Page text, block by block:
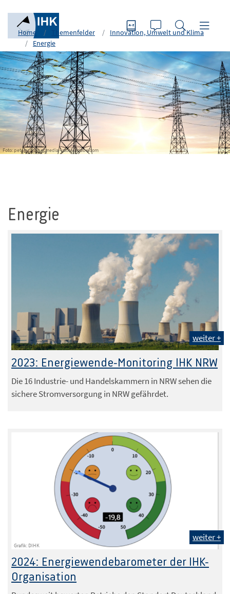
Home Themenfelder
Innovation, Umwelt und Klima
Energie
Foto: peterschreiber.media - stock.adobe.com
Energie
Foto: peterschreiber.media - stock.adobe.com
weiter +
2023: Energiewende-Monitoring IHK NRW
Die 16 Industrie- und Handelskammern in NRW sehen die
sichere Stromversorgung in NRW gefährdet.
Grafik: DIHK
weiter +
2024: Energiewendebarometer der IHK-
Organisation